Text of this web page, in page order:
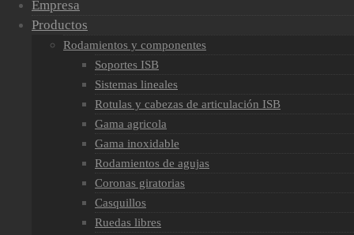
Empresa
Productos
Rodamientos y componentes
Soportes ISB
Sistemas lineales
Rotulas y cabezas de articulación ISB
Gama agricola
Gama inoxidable
Rodamientos de agujas
Coronas giratorias
Casquillos
Ruedas libres